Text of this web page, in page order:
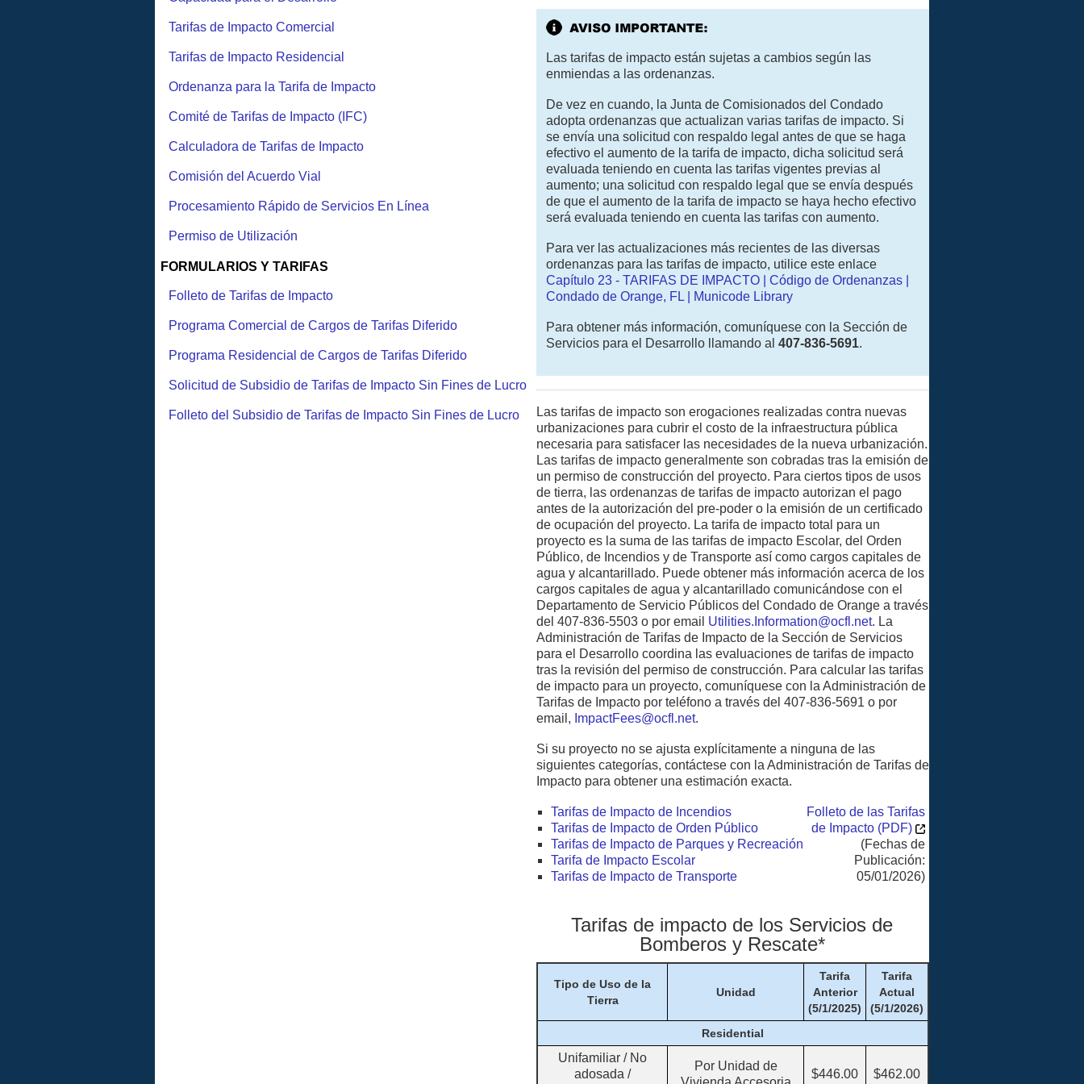
Tarifas de Impacto Comercial
Tarifas de Impacto Residencial
Ordenanza para la Tarifa de Impacto
Comité de Tarifas de Impacto (IFC)
Calculadora de Tarifas de Impacto
Comisión del Acuerdo Vial
Procesamiento Rápido de Servicios En Línea
Permiso de Utilización
FORMULARIOS Y TARIFAS
Folleto de Tarifas de Impacto
Programa Comercial de Cargos de Tarifas Diferido
Programa Residencial de Cargos de Tarifas Diferido
Solicitud de Subsidio de Tarifas de Impacto Sin Fines de Lucro
Folleto del Subsidio de Tarifas de Impacto Sin Fines de Lucro
Las tarifas de impacto están sujetas a cambios según las
enmiendas a las ordenanzas.
De vez en cuando, la Junta de Comisionados del Condado
adopta ordenanzas que actualizan varias tarifas de impacto. Si
se envía una solicitud con respaldo legal antes de que se haga
efectivo el aumento de la tarifa de impacto, dicha solicitud será
evaluada teniendo en cuenta las tarifas vigentes previas al
aumento; una solicitud con respaldo legal que se envía después
de que el aumento de la tarifa de impacto se haya hecho efectivo
será evaluada teniendo en cuenta las tarifas con aumento.
Para ver las actualizaciones más recientes de las diversas
ordenanzas para las tarifas de impacto, utilice este enlace
Capítulo 23 - TARIFAS DE IMPACTO | Código de Ordenanzas |
Condado de Orange, FL | Municode Library
Para obtener más información, comuníquese con la Sección de
Servicios para el Desarrollo llamando al 407-836-5691.
Las tarifas de impacto son erogaciones realizadas contra nuevas
urbanizaciones para cubrir el costo de la infraestructura pública
necesaria para satisfacer las necesidades de la nueva urbanización.
Las tarifas de impacto generalmente son cobradas tras la emisión de
un permiso de construcción del proyecto. Para ciertos tipos de usos
de tierra, las ordenanzas de tarifas de impacto autorizan el pago
antes de la autorización del pre-poder o la emisión de un certificado
de ocupación del proyecto. La tarifa de impacto total para un
proyecto es la suma de las tarifas de impacto Escolar, del Orden
Público, de Incendios y de Transporte así como cargos capitales de
agua y alcantarillado. Puede obtener más información acerca de los
cargos capitales de agua y alcantarillado comunicándose con el
Departamento de Servicio Públicos del Condado de Orange a través
del 407-836-5503 o por email Utilities.Information@ocfl.net. La
Administración de Tarifas de Impacto de la Sección de Servicios
para el Desarrollo coordina las evaluaciones de tarifas de impacto
tras la revisión del permiso de construcción. Para calcular las tarifas
de impacto para un proyecto, comuníquese con la Administración de
Tarifas de Impacto por teléfono a través del 407-836-5691 o por
email, ImpactFees@ocfl.net.
Si su proyecto no se ajusta explícitamente a ninguna de las
siguientes categorías, contáctese con la Administración de Tarifas de
Impacto para obtener una estimación exacta.
Tarifas de Impacto de Incendios
Tarifas de Impacto de Orden Público
Tarifas de Impacto de Parques y Recreación
Tarifa de Impacto Escolar
Tarifas de Impacto de Transporte
Folleto de las Tarifas
de Impacto (PDF)
(Fechas de
Publicación:
05/01/2026)
Tarifas de impacto de los Servicios de
Bomberos y Rescate*
Tipo de Uso de la
Tierra
Unidad
Tarifa
Anterior
(5/1/2025)
Tarifa
Actual
(5/1/2026)
Residential
Unifamiliar / No
adosada /
Por Unidad de
$446.00 $462.00